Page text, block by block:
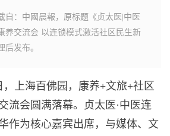
自：中國晨報，原标题《贞太医|中医
养交流会 以连锁模式激活社区民生新
后发布。
，上海百佛园，康养+文旅+社区
流会圆满落幕。贞太医·中医连
作为核心嘉宾出席，与媒体、文